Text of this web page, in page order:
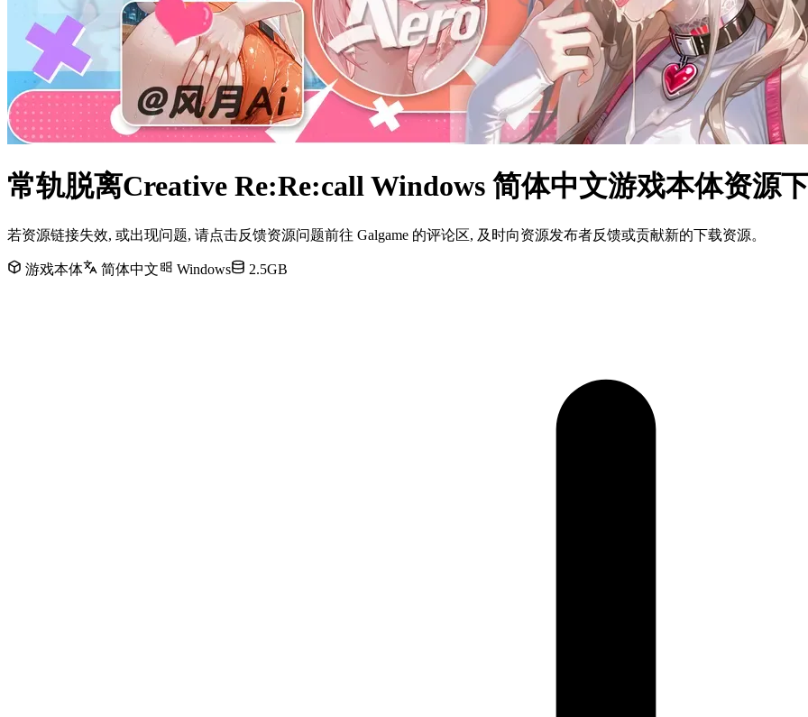
常轨脱离Creative Re:Re:call Windows 简体中文游戏本体资源
若资源链接失效, 或出现问题, 请点击反馈资源问题前往 Galgame 的评论区, 及时向资源发布者反馈或贡献新的下载资源。
游戏本体 简体中文 Windows 2.5GB